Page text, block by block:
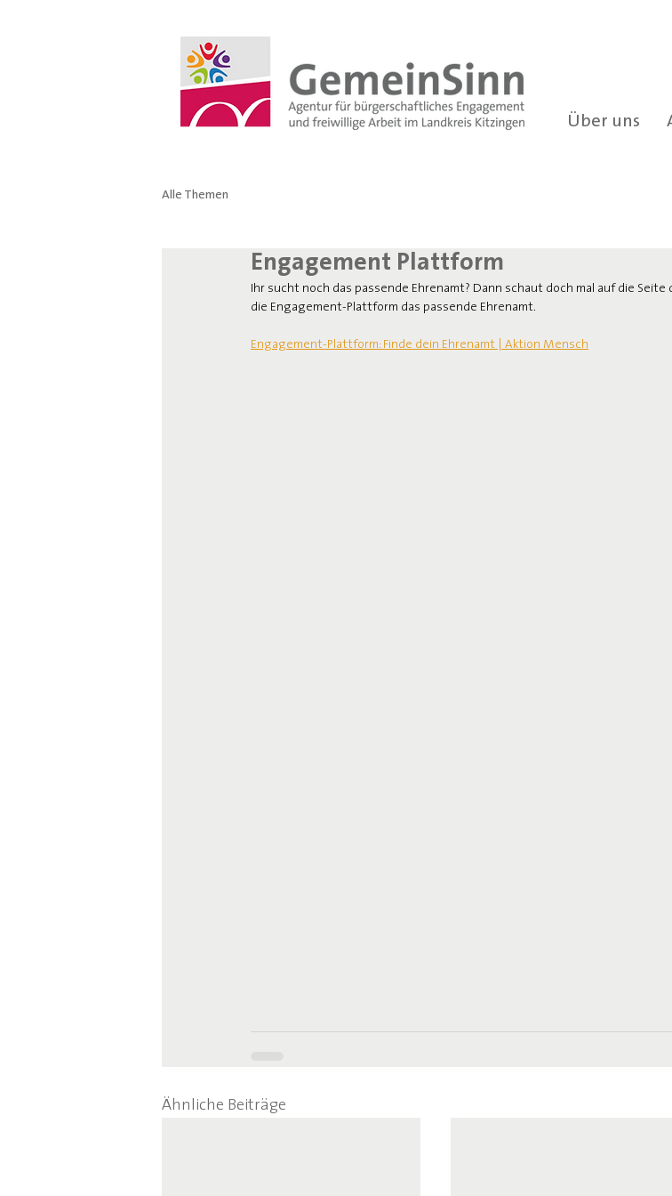
Über uns
Alle Themen
Engagement Plattform
Ihr sucht noch das passende Ehrenamt? Dann schaut doch mal auf die
die Engagement-Plattform das passende Ehrenamt.
Engagement-Plattform: Finde dein Ehrenamt | Aktion Mensch
Ähnliche Beiträge